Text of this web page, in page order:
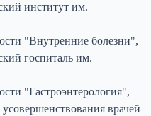
институт им.
"Внутренние болезни",
госпиталь им.
"Гастроэнтерология",
врачей